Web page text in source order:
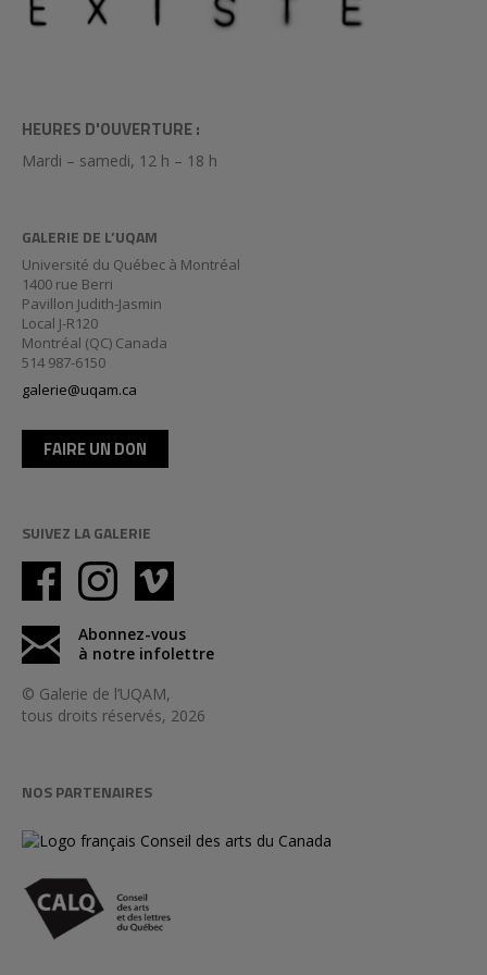
HEURES D'OUVERTURE :
Mardi – samedi, 12 h – 18 h
GALERIE DE L’UQAM
Université du Québec à Montréal
1400 rue Berri
Pavillon Judith-Jasmin
Local J-R120
Montréal (QC) Canada
514 987-6150
galerie@uqam.ca
FAIRE UN DON
SUIVEZ LA GALERIE
Abonnez-vous
à notre infolettre
© Galerie de l’UQAM,
tous droits réservés, 2026
NOS PARTENAIRES